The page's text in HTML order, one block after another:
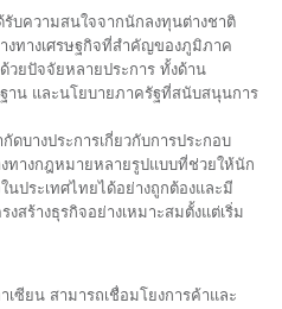
รับความสนใจจากนักลงทุนต่างชาติ
งทางเศรษฐกิจที่สำคัญของภูมิภาค
ด้วยปัจจัยหลายประการ ทั้งด้าน
าน และนโยบายภาครัฐที่สนับสนุนการ
บางประการเกี่ยวกับการประกอบ
ทางกฎหมายหลายรูปแบบที่ช่วยให้นัก
นประเทศไทยได้อย่างถูกต้องและมี
สร้างธุรกิจอย่างเหมาะสมตั้งแต่เริ่ม
ซียน สามารถเชื่อมโยงการค้าและ